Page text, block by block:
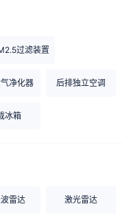
过滤装置
净化器 后排独立空调
冰箱
雷达 激光雷达